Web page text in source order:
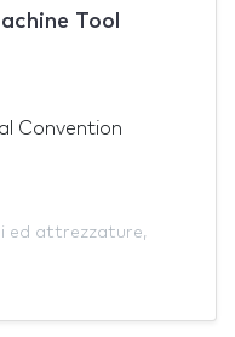
Tool
Convention
ed attrezzature,